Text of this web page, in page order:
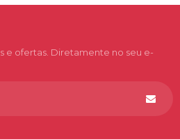
e ofertas. Diretamente no seu e-